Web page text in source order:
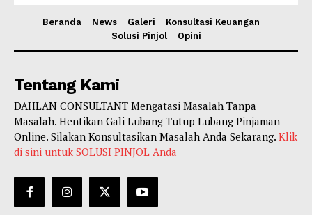
Beranda News Galeri
Konsultasi Keuangan
Solusi Pinjol
Opini
Tentang Kami
DAHLAN CONSULTANT Mengatasi Masalah Tanpa
Masalah. Hentikan Gali Lubang Tutup Lubang Pinjaman
Online. Silakan Konsultasikan Masalah Anda Sekarang. Klik
di sini untuk SOLUSI PINJOL Anda